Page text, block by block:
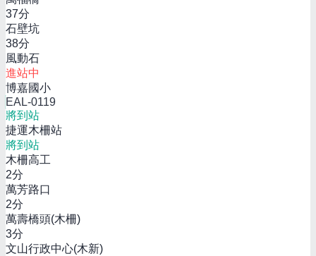
37分
石壁坑
38分
風動石
進站中
博嘉國小
EAL-0119
將到站
捷運木柵站
將到站
木柵高工
2分
萬芳路口
2分
萬壽橋頭(木柵)
3分
文山行政中心(木新)